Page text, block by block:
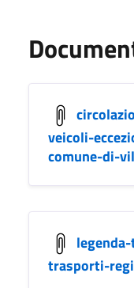
veicoli-
comune-di-
trasporti-